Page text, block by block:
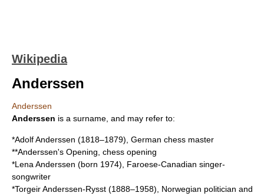
Wikipedia
Anderssen
Anderssen
Anderssen is a surname, and may refer to:
*Adolf Anderssen (1818–1879), German chess master
**Anderssen's Opening , chess opening
*Lena Anderssen (born 1974), Faroese-Canadian singer-
songwriter
*Torgeir Anderssen-Rysst (1888–1958), Norwegian politician and